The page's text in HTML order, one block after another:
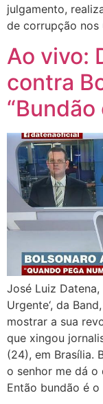
julgamento,
de corrupção
Ao vivo:
contra
“Bundão
José Luiz
Urgente‘, da
mostrar a sua
que xingou
(24), em Brasília.
o senhor me dá
Então bundão é